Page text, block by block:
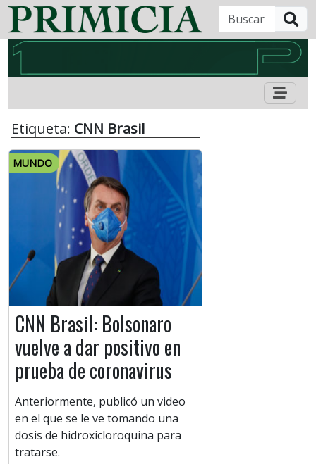
Etiqueta: CNN Brasil
MUNDO
CNN Brasil: Bolsonaro
vuelve a dar positivo en
prueba de coronavirus
Anteriormente, publicó un video
en el que se le ve tomando una
dosis de hidroxicloroquina para
tratarse.